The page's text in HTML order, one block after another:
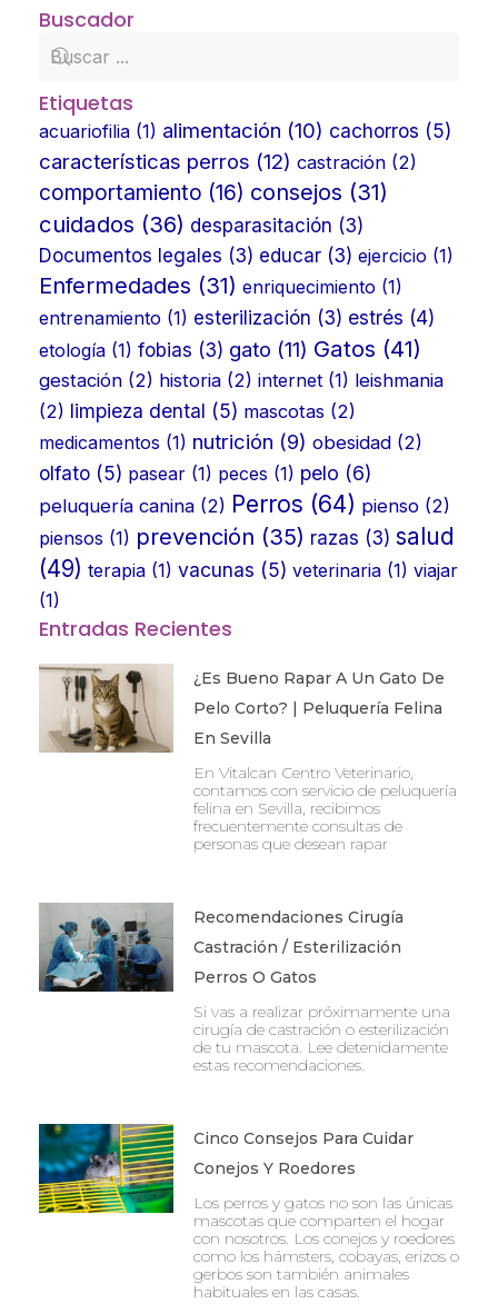
Buscador
Etiquetas
acuariofilia (1) alimentación (10) cachorros (5)
características perros (12) castración (2)
comportamiento (16) consejos (31)
cuidados (36) desparasitación (3)
Documentos legales (3) educar (3) ejercicio (1)
Enfermedades (31) enriquecimiento (1)
entrenamiento (1) esterilización (3) estrés (4)
etología (1) fobias (3) gato (11) Gatos (41)
gestación (2) historia (2) internet (1) leishmania
(2) limpieza dental (5) mascotas (2)
medicamentos (1) nutrición (9) obesidad (2)
olfato (5) pasear (1) peces (1) pelo (6)
peluquería canina (2) Perros (64) pienso (2)
piensos (1) prevención (35) razas (3) salud
(49) terapia (1) vacunas (5) veterinaria (1) viajar
(1)
Entradas Recientes
¿Es Bueno Rapar A Un Gato De
Pelo Corto? | Peluquería Felina
En Sevilla
En Vitalcan Centro Veterinario,
contamos con servicio de peluquería
felina en Sevilla, recibimos
frecuentemente consultas de
personas que desean rapar
Recomendaciones Cirugía
Castración / Esterilización
Perros O Gatos
Si vas a realizar próximamente una
cirugía de castración o esterilización
de tu mascota. Lee detenidamente
estas recomendaciones.
Cinco Consejos Para Cuidar
Conejos Y Roedores
Los perros y gatos no son las únicas
mascotas que comparten el hogar
con nosotros. Los conejos y roedores
como los hámsters, cobayas, erizos o
gerbos son también animales
habituales en las casas.